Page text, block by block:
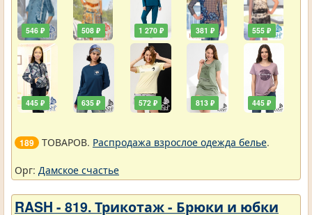
546 ₽
445 ₽
508 ₽
635 ₽
1 270 ₽
572 ₽
381 ₽
813 ₽
555 ₽
445 ₽
189 ТОВАРОВ. Распродажа взрослое одежда белье.
Орг: Дамское счастье
RASH - 819. Трикотаж - Брюки и юбки